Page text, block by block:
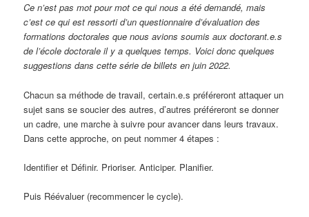
Ce n’est pas mot pour mot ce qui nous a été demandé, mais
c’est ce qui est ressorti d’un questionnaire d’évaluation des
formations doctorales que nous avions soumis aux doctorant.e.s
de l’école doctorale il y a quelques temps. Voici donc quelques
suggestions dans cette série de billets en juin 2022.
Chacun sa méthode de travail, certain.e.s préféreront attaquer un
sujet sans se soucier des autres, d’autres préféreront se donner
un cadre, une marche à suivre pour avancer dans leurs travaux.
Dans cette approche, on peut nommer 4 étapes :
Identifier et Définir. Prioriser. Anticiper. Planifier.
Puis Réévaluer (recommencer le cycle).